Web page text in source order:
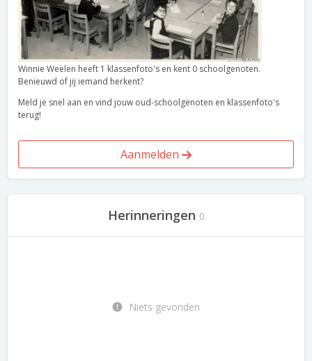
Winnie Weelen heeft 1 klassenfoto's en kent 0 schoolgenoten.
Benieuwd of jij iemand herkent?
Meld je snel aan en vind jouw oud-schoolgenoten en klassenfoto's
terug!
Aanmelden
Herinneringen 0
Niets gevonden